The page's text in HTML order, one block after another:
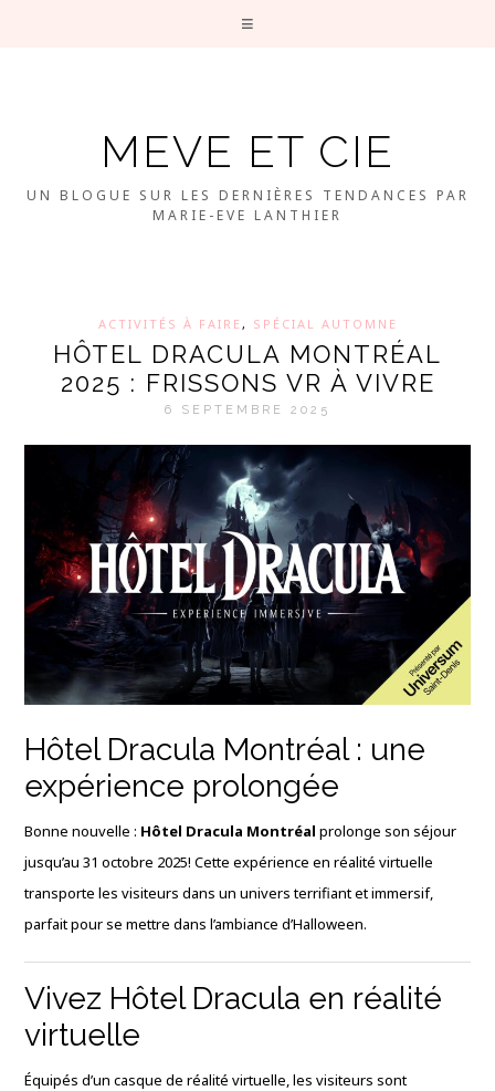
MEVE ET CIE
UN BLOGUE SUR LES DERNIÈRES TENDANCES PAR
MARIE-EVE LANTHIER
ACTIVITÉS À FAIRE, SPÉCIAL AUTOMNE
HÔTEL DRACULA MONTRÉAL
2025 : FRISSONS VR À VIVRE
6 SEPTEMBRE 2025
Hôtel Dracula Montréal : une
expérience prolongée
Bonne nouvelle : Hôtel Dracula Montréal prolonge son séjour
jusqu’au 31 octobre 2025! Cette expérience en réalité virtuelle
transporte les visiteurs dans un univers terrifiant et immersif,
parfait pour se mettre dans l’ambiance d’Halloween.
Vivez Hôtel Dracula en réalité
virtuelle
Équipés d’un casque de réalité virtuelle, les visiteurs sont